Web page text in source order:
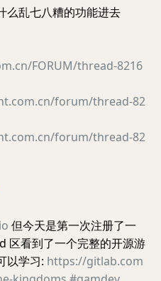
么乱七八糟的功能进去
FORUM/thread-8216
forum/thread-82
forum/thread-82
但今天是第一次注册了一
区看到了一个完整的开源游
以学习: https://gitlab.com